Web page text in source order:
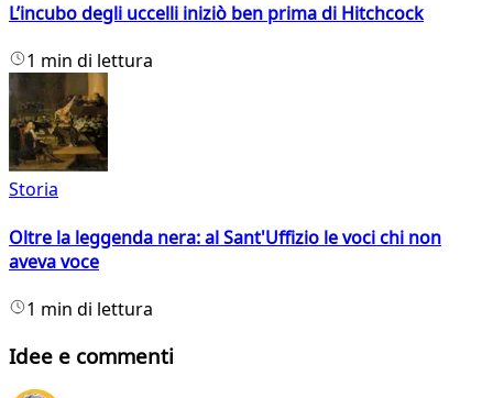
L’incubo degli uccelli iniziò ben prima di Hitchcock
1 min di lettura
Storia
Oltre la leggenda nera: al Sant'Uffizio le voci chi non
aveva voce
1 min di lettura
Idee e commenti